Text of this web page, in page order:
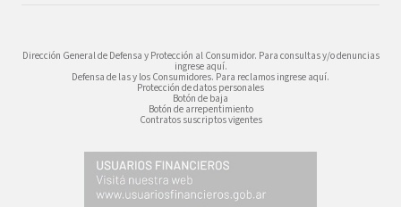
Dirección General de Defensa y Protección al Consumidor. Para consultas y/o denuncias
ingrese aquí.
Defensa de las y los Consumidores. Para reclamos ingrese aquí.
Protección de datos personales
Botón de baja
Botón de arrepentimiento
Contratos suscriptos vigentes